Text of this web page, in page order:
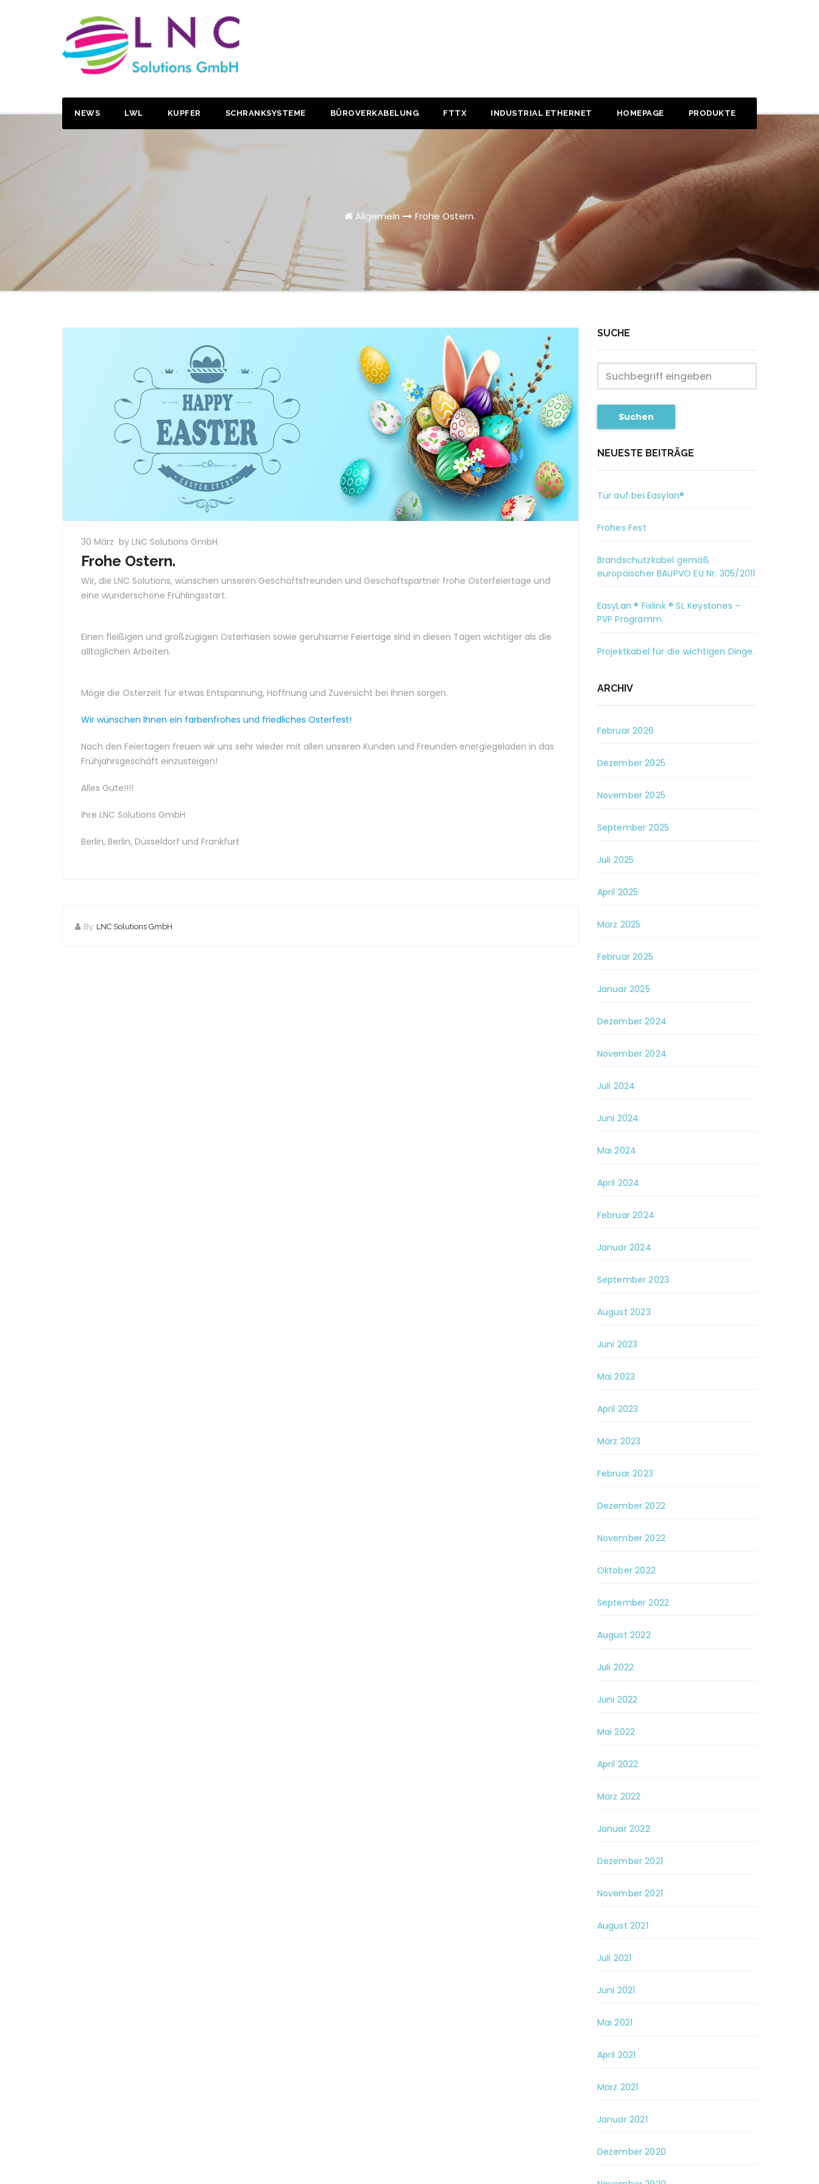
NEWS LWL KUPFER SCHRANKSYSTEME BÜROVERKABELUNG FTTX INDUSTRIAL ETHERNET HOMEPAGE PRODUKTE
Allgemein Frohe Ostern.
30 März by LNC Solutions GmbH
Frohe Ostern.
Wir, die LNC Solutions, wünschen unseren Geschäftsfreunden und Geschäftspartner frohe Osterfeiertage und
eine wunderschöne Frühlingsstart.
Einen fleißigen und großzügigen Osterhasen sowie geruhsame Feiertage sind in diesen Tagen wichtiger als die
alltäglichen Arbeiten.
Möge die Osterzeit für etwas Entspannung, Hoffnung und Zuversicht bei Ihnen sorgen.
Wir wünschen Ihnen ein farbenfrohes und friedliches Osterfest!
Nach den Feiertagen freuen wir uns sehr wieder mit allen unseren Kunden und Freunden energiegeladen in das
Frühjahrsgeschäft einzusteigen!
Alles Gute!!!!
Ihre LNC Solutions GmbH
Berlin, Berlin, Düsseldorf und Frankfurt
By LNC Solutions GmbH
SUCHE
Suchen
NEUESTE BEITRÄGE
Tür auf bei Easylan®
Frohes Fest
Brandschutzkabel gemäß
europäischer BAUPVO EU Nr. 305/2011
EasyLan ® Fixlink ® SL Keystones –
PVP Programm.
Projektkabel für die wichtigen Dinge.
ARCHIV
Februar 2026
Dezember 2025
November 2025
September 2025
Juli 2025
April 2025
März 2025
Februar 2025
Januar 2025
Dezember 2024
November 2024
Juli 2024
Juni 2024
Mai 2024
April 2024
Februar 2024
Januar 2024
September 2023
August 2023
Juni 2023
Mai 2023
April 2023
März 2023
Februar 2023
Dezember 2022
November 2022
Oktober 2022
September 2022
August 2022
Juli 2022
Juni 2022
Mai 2022
April 2022
März 2022
Januar 2022
Dezember 2021
November 2021
August 2021
Juli 2021
Juni 2021
Mai 2021
April 2021
März 2021
Januar 2021
Dezember 2020